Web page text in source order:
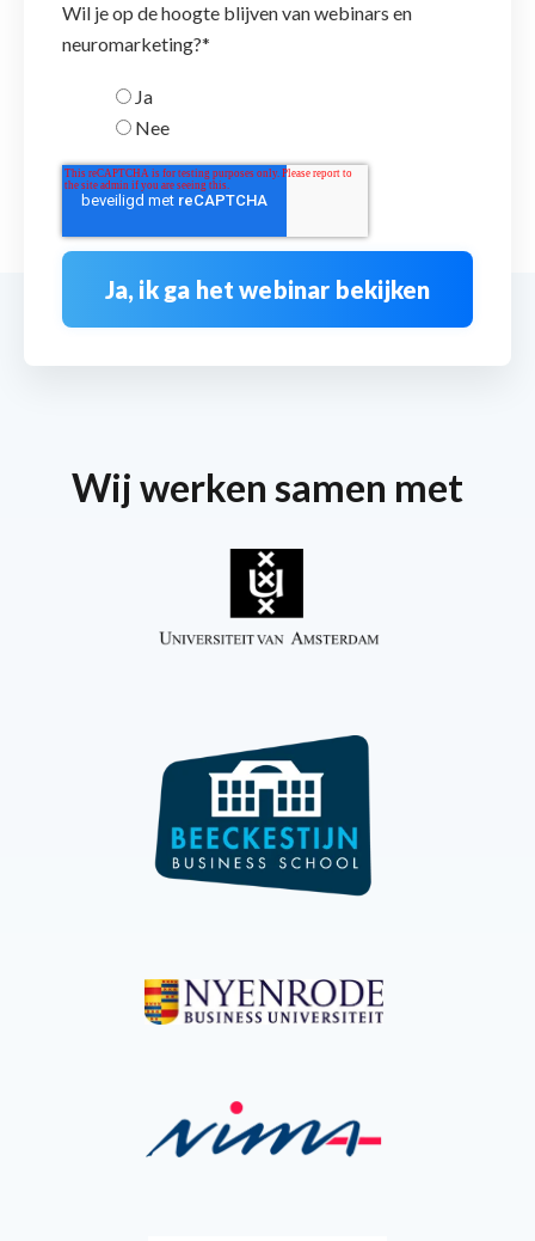
Wil je op de hoogte blijven van webinars en
neuromarketing?*
Ja
Nee
Wij werken samen met